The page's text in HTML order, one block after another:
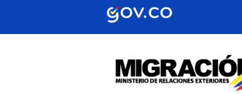
Saltar al contenido principal